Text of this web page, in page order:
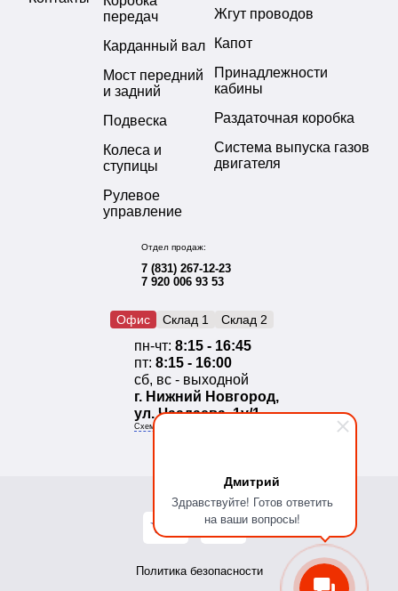
Дмитрий
Здравствуйте! Готов ответить
на ваши вопросы!
передач
Карданный вал
Мост передний
и задний
Подвеска
Колеса и
ступицы
Рулевое
управление
Жгут проводов
Капот
Принадлежности
кабины
Раздаточная коробка
Система выпуска газов
двигателя
Отдел продаж:
7 (831) 267-12-23
7 920 006 93 53
Офис Склад 1 Склад 2
пн-чт: 8:15 - 16:45
пт: 8:15 - 16:00
сб, вс - выходной
г. Нижний Новгород,
ул. Чаадаева, 1у/1
Схема проезда
Политика безопасности